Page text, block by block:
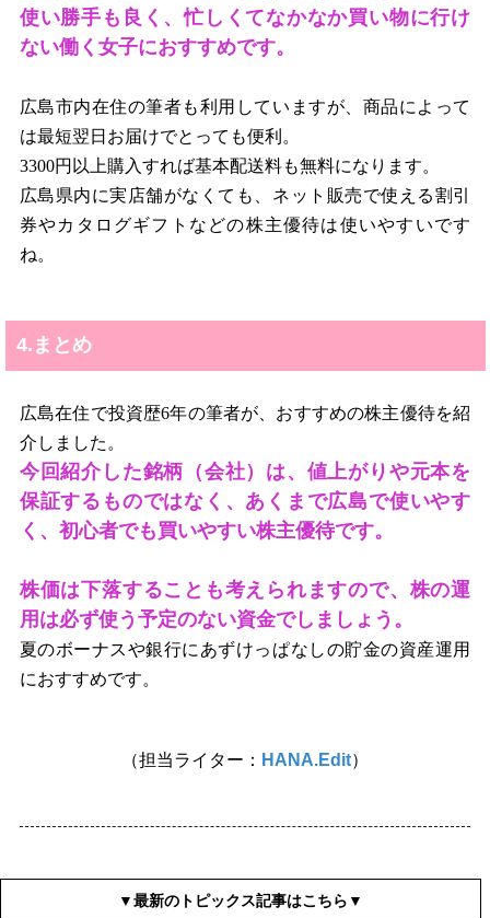
使い勝手も良く、忙しくてなかなか買い物に行け
ない働く女子におすすめです。
広島市内在住の筆者も利用していますが、商品によって
は最短翌日お届けでとっても便利。
3300円以上購入すれば基本配送料も無料になります。
広島県内に実店舗がなくても、ネット販売で使える割引
券やカタログギフトなどの株主優待は使いやすいです
ね。
4.まとめ
広島在住で投資歴6年の筆者が、おすすめの株主優待を紹
介しました。
今回紹介した銘柄（会社）は、値上がりや元本を
保証するものではなく、あくまで広島で使いやす
く、初心者でも買いやすい株主優待です。
株価は下落することも考えられますので、株の運
用は必ず使う予定のない資金でしましょう。
夏のボーナスや銀行にあずけっぱなしの貯金の資産運用
におすすめです。
（担当ライター： HANA.Edit）
▼最新のトピックス記事はこちら▼